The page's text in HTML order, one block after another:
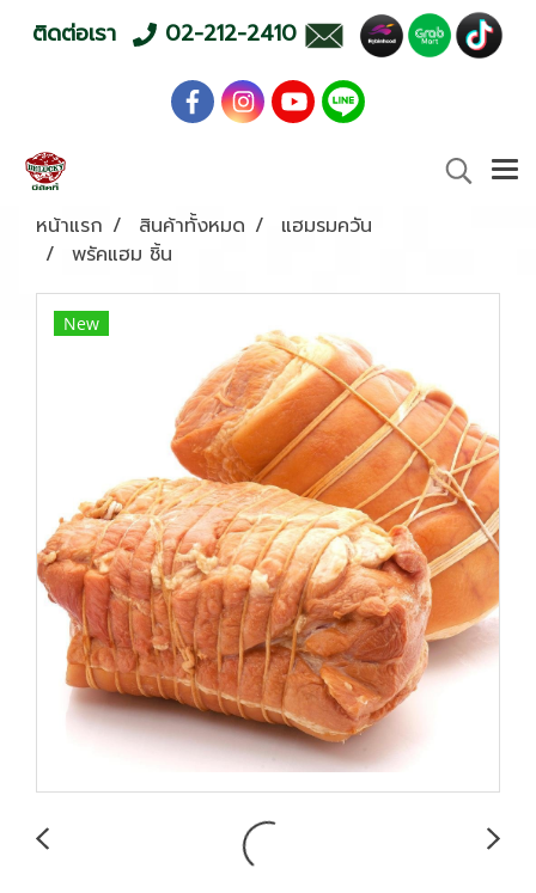
ติดต่อเรา 02-212-2410
หน้าแรก สินค้าทั้งหมด
แฮมรมควัน
พรัคแฮม ชิ้น
New